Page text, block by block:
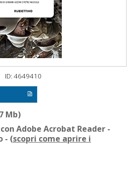
ID: 4649410
Mb)
Adobe Acrobat Reader -
- (scopri come aprire i